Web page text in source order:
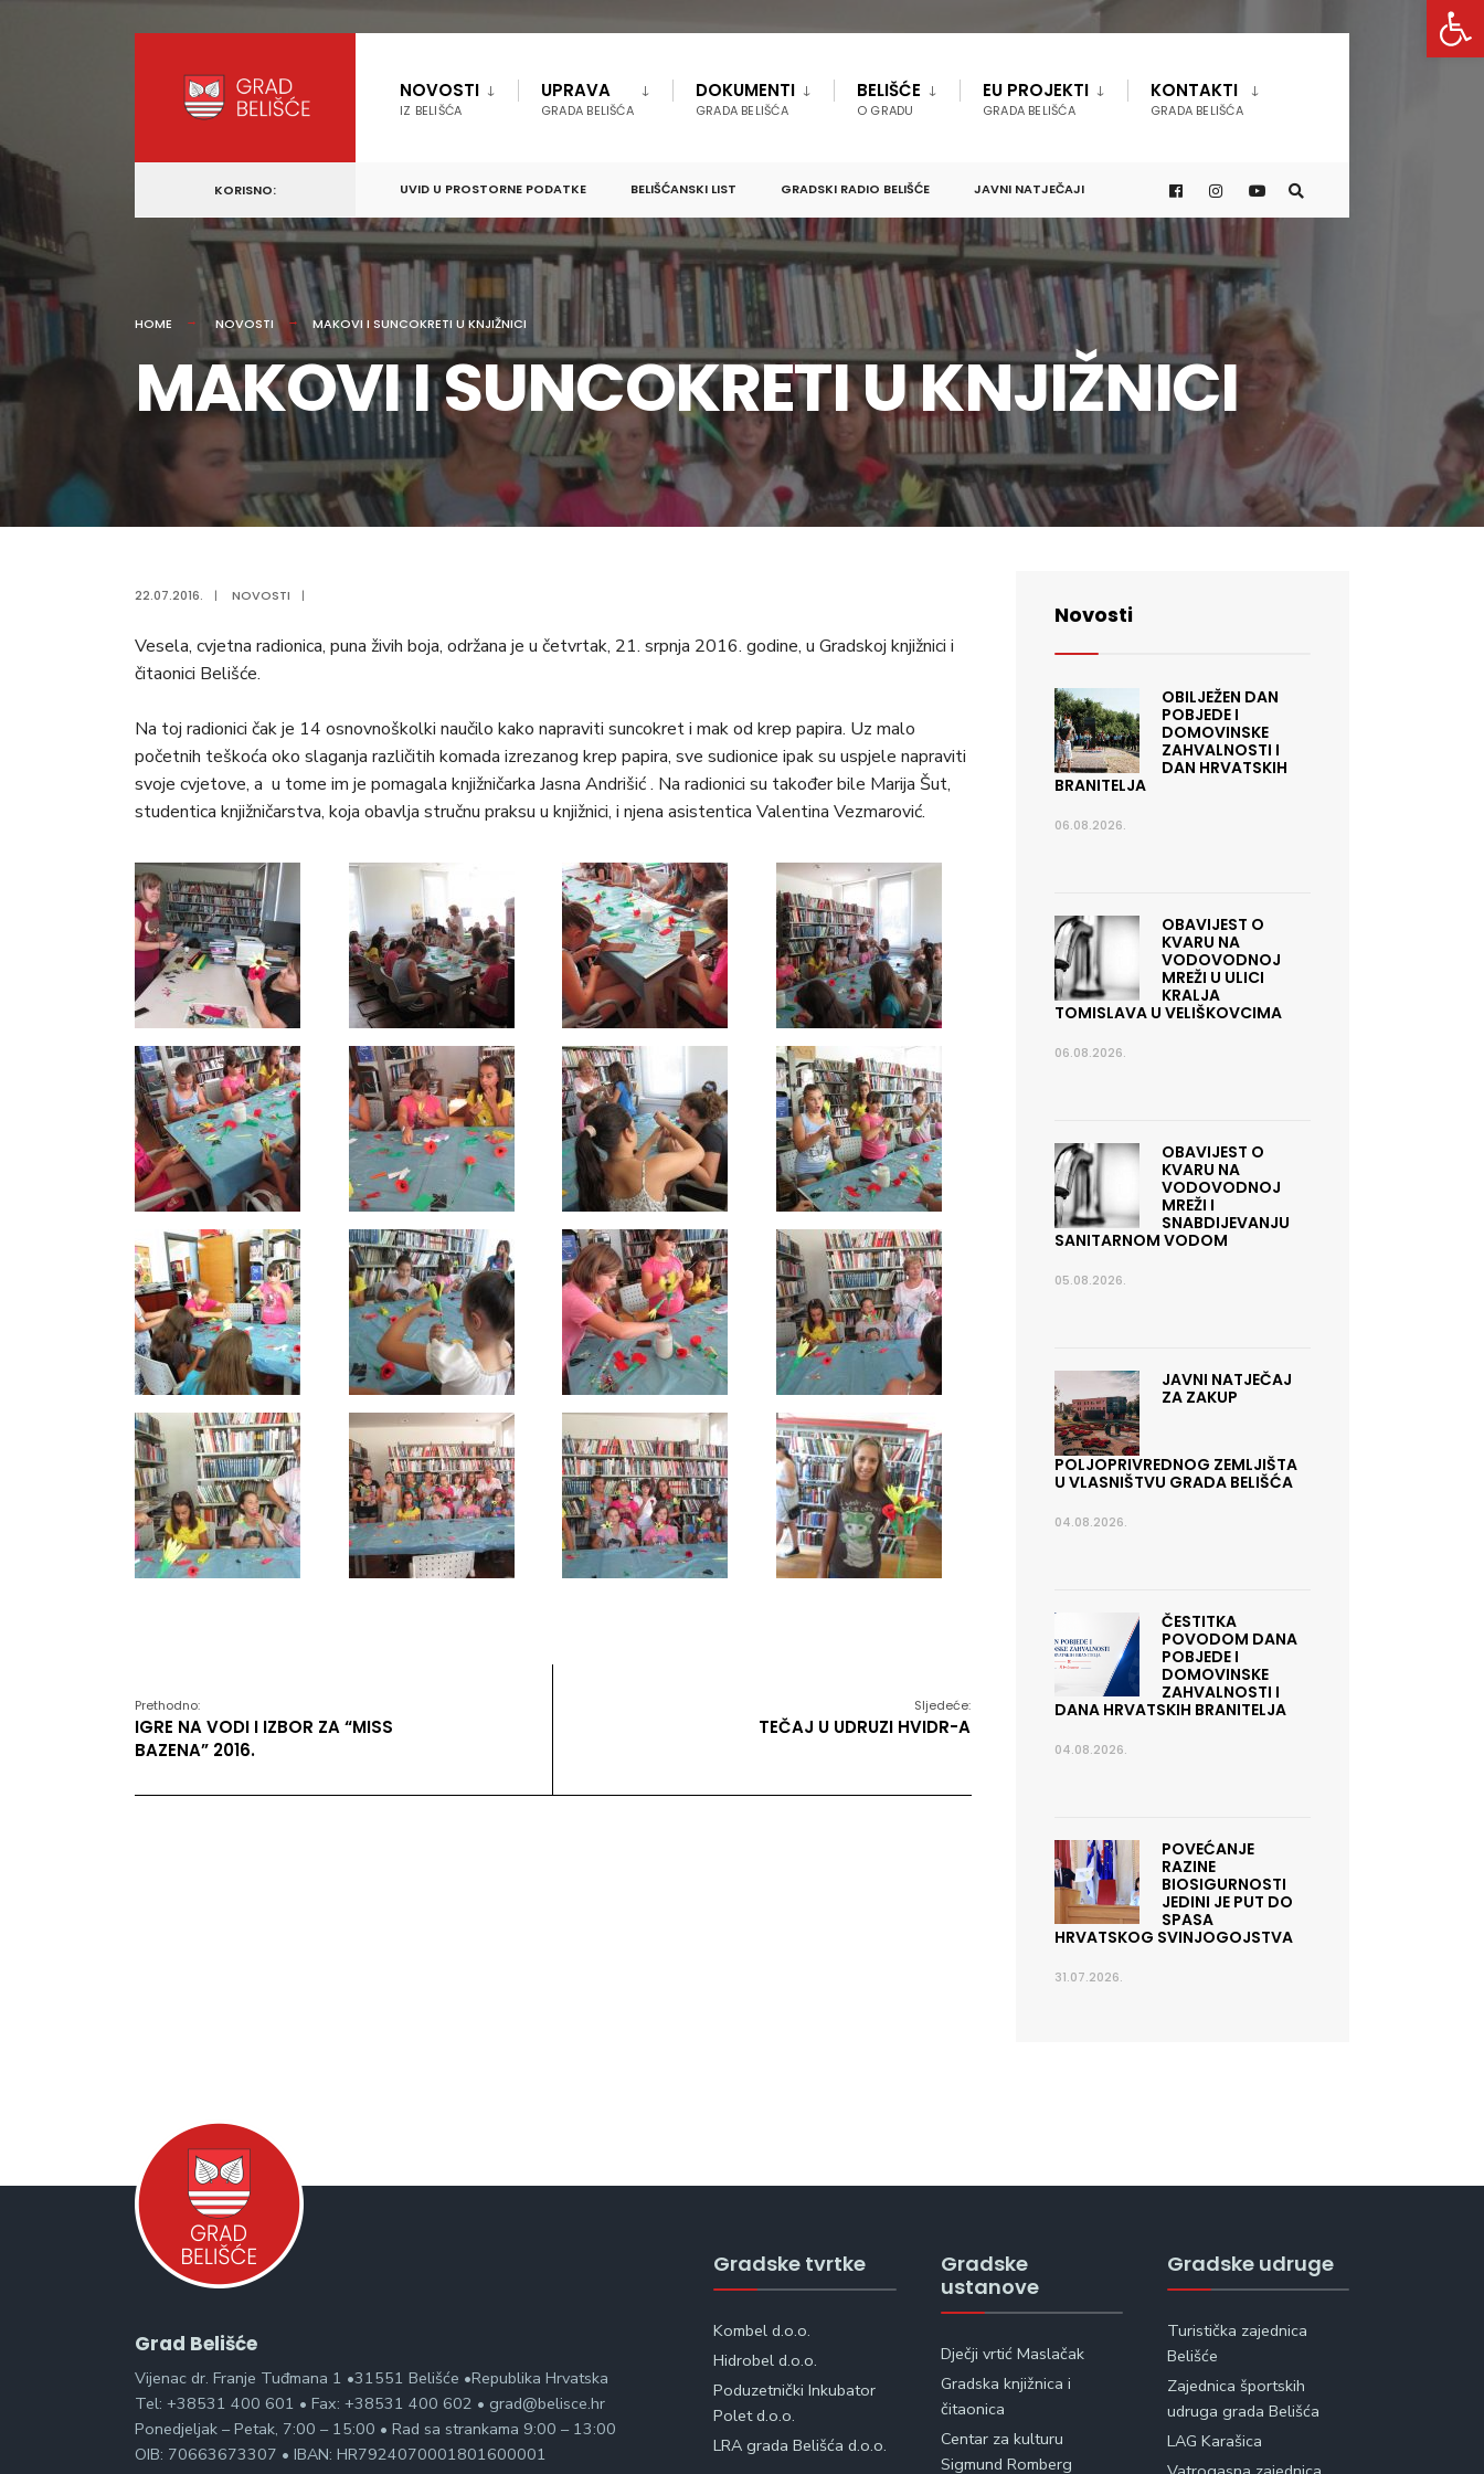
content
NOVOSTI
IZ BELIŠĆA
UPRAVA
GRADA BELIŠĆA
DOKUMENTI
GRADA BELIŠĆA
BELIŠĆE
O GRADU
EU PROJEKTI
GRADA BELIŠĆA
KONTAKTI
GRADA BELIŠĆA
KORISNO: UVID U PROSTORNE PODATKE BELIŠĆANSKI LIST GRADSKI RADIO BELIŠĆE JAVNI NATJEČAJI
HOME NOVOSTI MAKOVI I SUNCOKRETI U KNJIŽNICI
MAKOVI I SUNCOKRETI U KNJIŽNICI
22.07.2016. | NOVOSTI |
Vesela, cvjetna radionica, puna živih boja, održana je u četvrtak, 21. srpnja 2016. godine, u Gradskoj knjižnici i
čitaonici Belišće.
Na toj radionici čak je 14 osnovnoškolki naučilo kako napraviti suncokret i mak od krep papira. Uz malo
početnih teškoća oko slaganja različitih komada izrezanog krep papira, sve sudionice ipak su uspjele napraviti
svoje cvjetove, a u tome im je pomagala knjižničarka Jasna Andrišić . Na radionici su također bile Marija Šut,
studentica knjižničarstva, koja obavlja stručnu praksu u knjižnici, i njena asistentica Valentina Vezmarović.
Prethodno:
IGRE NA VODI I IZBOR ZA “MISS
BAZENA” 2016.
Sljedeće:
TEČAJ U UDRUZI HVIDR-A
Novosti
OBILJEŽEN DAN
POBJEDE I
DOMOVINSKE
ZAHVALNOSTI I
DAN HRVATSKIH
BRANITELJA
06.08.2026.
OBAVIJEST O
KVARU NA
VODOVODNOJ
MREŽI U ULICI
KRALJA
TOMISLAVA U VELIŠKOVCIMA
06.08.2026.
OBAVIJEST O
KVARU NA
VODOVODNOJ
MREŽI I
SNABDIJEVANJU
SANITARNOM VODOM
05.08.2026.
JAVNI NATJEČAJ
ZA ZAKUP
POLJOPRIVREDNOG ZEMLJIŠTA
U VLASNIŠTVU GRADA BELIŠĆA
04.08.2026.
ČESTITKA
POVODOM DANA
POBJEDE I
DOMOVINSKE
ZAHVALNOSTI I
DANA HRVATSKIH BRANITELJA
04.08.2026.
POVEĆANJE
RAZINE
BIOSIGURNOSTI
JEDINI JE PUT DO
SPASA
HRVATSKOG SVINJOGOJSTVA
31.07.2026.
Grad Belišće
Vijenac dr. Franje Tuđmana 1 •31551 Belišće •Republika Hrvatska
Tel: +38531 400 601 • Fax: +38531 400 602 • grad@belisce.hr
Ponedjeljak – Petak, 7:00 – 15:00 • Rad sa strankama 9:00 – 13:00
OIB: 70663673307 • IBAN: HR7924070001801600001
Gradske tvrtke
Kombel d.o.o.
Hidrobel d.o.o.
Poduzetnički Inkubator
Polet d.o.o.
LRA grada Belišća d.o.o.
Gradske
ustanove
Dječji vrtić Maslačak
Gradska knjižnica i
čitaonica
Centar za kulturu
Sigmund Romberg
Gradske udruge
Turistička zajednica
Belišće
Zajednica športskih
udruga grada Belišća
LAG Karašica